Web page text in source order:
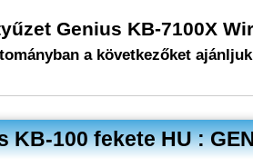
Genius KB-7100X
a következőket
100 fekete HU :